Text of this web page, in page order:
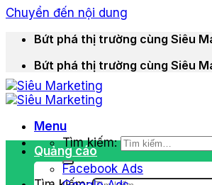
Chuyển đến nội dung
Bứt phá thị trường cùng Siêu
Bứt phá thị trường cùng Siêu
Menu
Tìm kiếm:
Quảng cáo
Facebook Ads